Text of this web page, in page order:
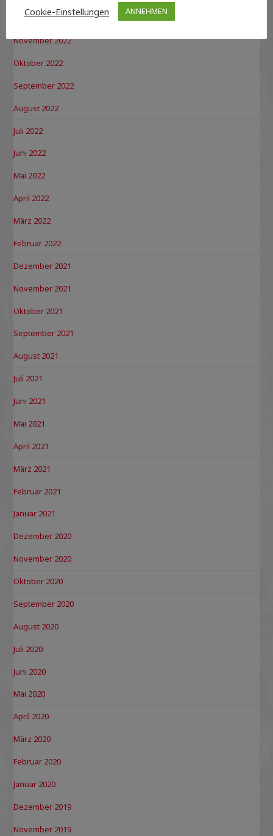
Dezember 2022
November 2022
Oktober 2022
September 2022
August 2022
Juli 2022
Juni 2022
Mai 2022
April 2022
März 2022
Februar 2022
Dezember 2021
November 2021
Oktober 2021
September 2021
August 2021
Juli 2021
Juni 2021
Mai 2021
April 2021
März 2021
Februar 2021
Januar 2021
Dezember 2020
November 2020
Oktober 2020
September 2020
August 2020
Juli 2020
Juni 2020
Mai 2020
April 2020
März 2020
Februar 2020
Januar 2020
Dezember 2019
November 2019
Cookie-Einstellungen
ANNEHMEN